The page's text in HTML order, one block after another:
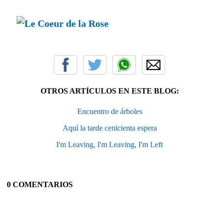
OTROS ARTÍCULOS EN ESTE BLOG:
Encuentro de árboles
Aquí la tarde cenicienta espera
I'm Leaving, I'm Leaving, I'm Left
0 COMENTARIOS